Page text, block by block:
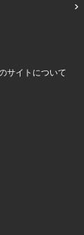
サイトについて